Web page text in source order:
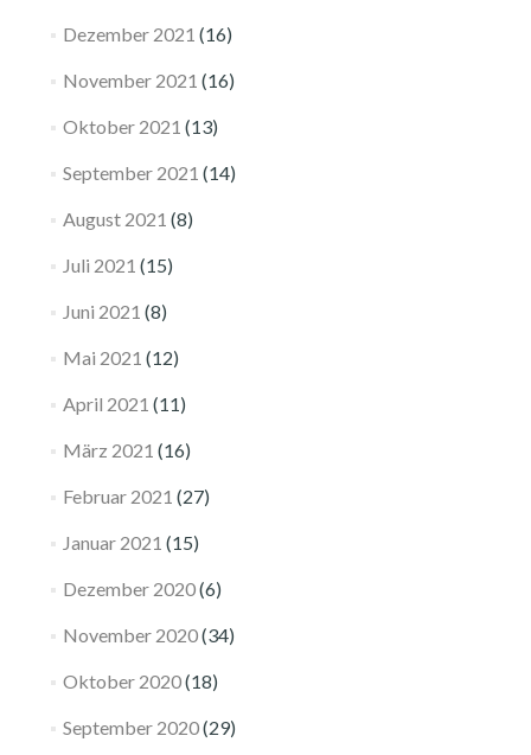
Dezember 2021 (16)
November 2021 (16)
Oktober 2021 (13)
September 2021 (14)
August 2021 (8)
Juli 2021 (15)
Juni 2021 (8)
Mai 2021 (12)
April 2021 (11)
März 2021 (16)
Februar 2021 (27)
Januar 2021 (15)
Dezember 2020(6)
November 2020(34)
Oktober 2020(18)
September 2020(29)